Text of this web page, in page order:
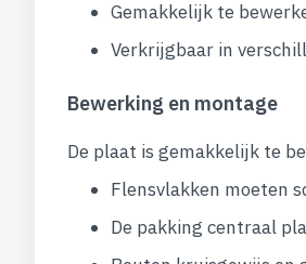
Gemakkelijk te
Verkrijgbaar in
Bewerking en montage
De plaat is gemakkelijk te
Flensvlakken moeten
De pakking centraal